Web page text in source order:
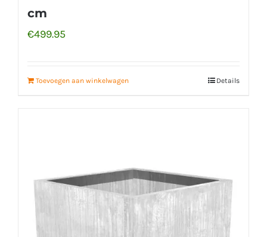
cm
€499.95
Toevoegen aan winkelwagen Details